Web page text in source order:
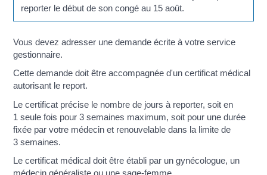
reporter le début de son congé au 15 août.
Vous devez adresser une demande écrite à votre service
gestionnaire.
Cette demande doit être accompagnée d'un certificat médical
autorisant le report.
Le certificat précise le nombre de jours à reporter, soit en
1 seule fois pour 3 semaines maximum, soit pour une durée
fixée par votre médecin et renouvelable dans la limite de
3 semaines.
Le certificat médical doit être établi par un gynécologue, un